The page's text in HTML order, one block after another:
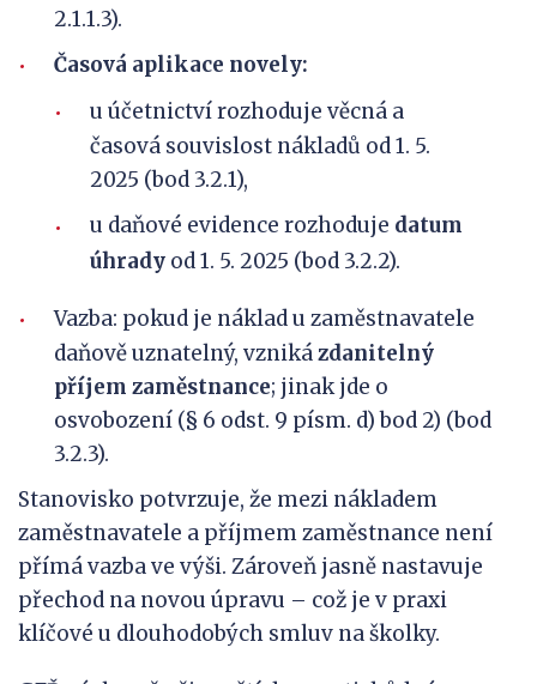
2.1.1.3).
Časová aplikace novely:
u účetnictví rozhoduje věcná a
časová souvislost nákladů od 1. 5.
2025 (bod 3.2.1),
u daňové evidence rozhoduje datum
úhrady od 1. 5. 2025 (bod 3.2.2).
Vazba: pokud je náklad u zaměstnavatele
daňově uznatelný, vznikázdanitelný
příjem zaměstnance; jinak jde o
osvobození (§ 6 odst. 9 písm. d) bod 2) (bod
3.2.3).
Stanovisko potvrzuje, že mezi nákladem
zaměstnavatele a příjmem zaměstnance není
přímá vazba ve výši. Zároveň jasně nastavuje
přechod na novou úpravu – což je v praxi
klíčové u dlouhodobých smluv na školky.